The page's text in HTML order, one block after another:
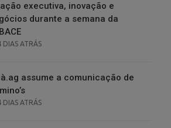
executiva, inovação e
durante a semana da
DIAS ATRÁS
assume a comunicação de
DIAS ATRÁS